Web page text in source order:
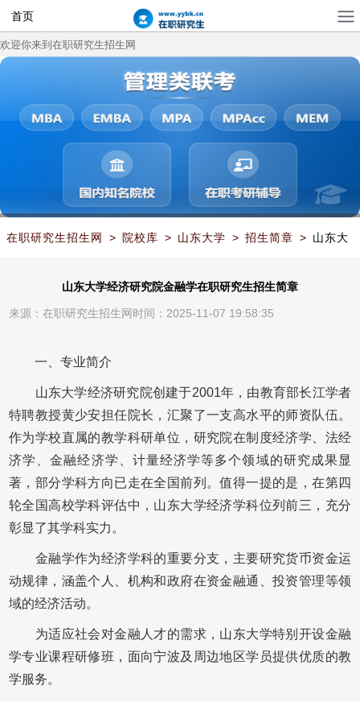
首页
欢迎你来到在职研究生招生网
在职研究生招生网 > 院校库 > 山东大学 > 招生简章 > 山东大
学经济研究院金融学在职研究生招生简章
山东大学经济研究院金融学在职研究生招生简章
来源： 在职研究生招生网 时间：2025-11-07 19:58:35
一、专业简介
山东大学经济研究院创建于2001年，由教育部长江学者
特聘教授黄少安担任院长，汇聚了一支高水平的师资队伍。
作为学校直属的教学科研单位，研究院在制度经济学、法经
济学、金融经济学、计量经济学等多个领域的研究成果显
著，部分学科方向已走在全国前列。值得一提的是，在第四
轮全国高校学科评估中，山东大学经济学科位列前三，充分
彰显了其学科实力。
金融学作为经济学科的重要分支，主要研究货币资金运
动规律，涵盖个人、机构和政府在资金融通、投资管理等领
域的经济活动。
为适应社会对金融人才的需求，山东大学特别开设金融
学专业课程研修班，面向宁波及周边地区学员提供优质的教
学服务。